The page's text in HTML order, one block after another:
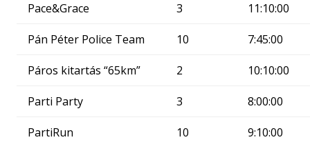
Pace&Grace 3 11:10:00
Pán Péter Police Team 10 7:45:00
Páros kitartás “65km” 2 10:10:00
Parti Party 3 8:00:00
PartiRun 10 9:10:00